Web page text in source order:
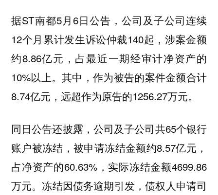
据ST南都5月6日公告，公司及子公司连续
12个月累计发生诉讼仲裁140起，涉案金额
约8.86亿元，占最近一期经审计净资产的
10%以上。其中，作为被告的案件金额合计
8.74亿元，远超作为原告的1256.27万元。
同日公告还披露，公司及子公司共65个银行
账户被冻结，被申请冻结金额约8.57亿元，
占净资产的60.63%，实际冻结金额4699.86
万元。冻结因债务逾期引发，债权人申请司